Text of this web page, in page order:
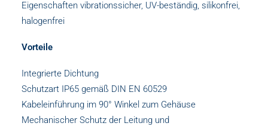
Eigenschaften vibrationssicher, UV-beständig, silikonfrei,
halogenfrei
Vorteile
​​​Integrierte Dichtung
​​​Schutzart IP65 gemäß DIN EN 60529
​​​Kabeleinführung im 90° Winkel zum Gehäuse
​​​Mechanischer Schutz der Leitung und